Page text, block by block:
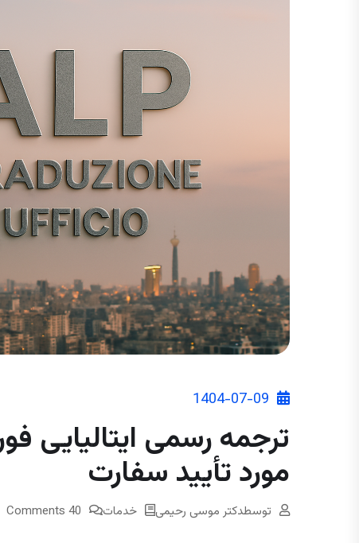
1404-07-09
ترجمه رسمی ایتالیایی
مورد تأیید سفارت
توسطدکتر موسی رحیمی خدمات 40 Comments